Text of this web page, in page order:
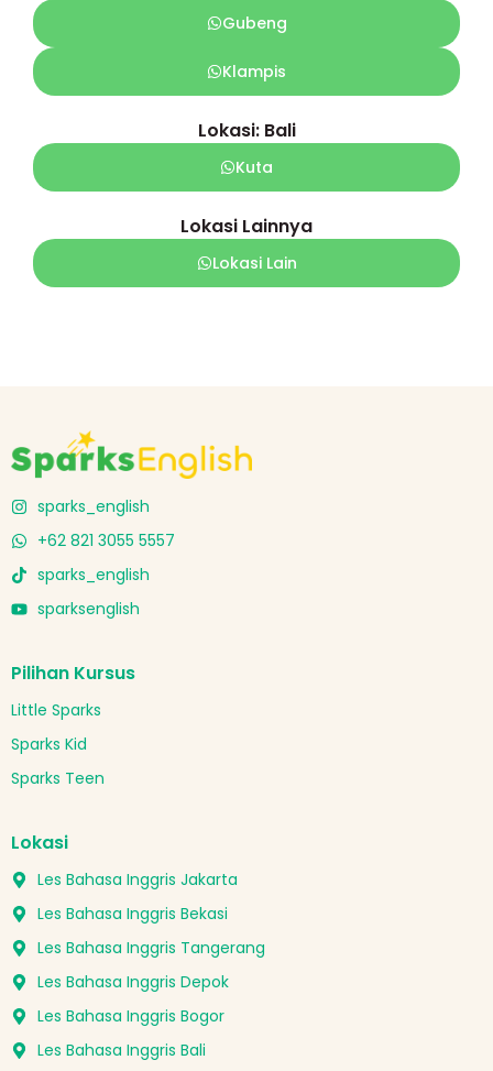
Gubeng
Klampis
Lokasi: Bali
Kuta
Lokasi Lainnya
Lokasi Lain
sparks_english
+62 821 3055 5557
sparks_english
sparksenglish
Pilihan Kursus
Little Sparks
Sparks Kid
Sparks Teen
Lokasi
Les Bahasa Inggris Jakarta
Les Bahasa Inggris Bekasi
Les Bahasa Inggris Tangerang
Les Bahasa Inggris Depok
Les Bahasa Inggris Bogor
Les Bahasa Inggris Bali